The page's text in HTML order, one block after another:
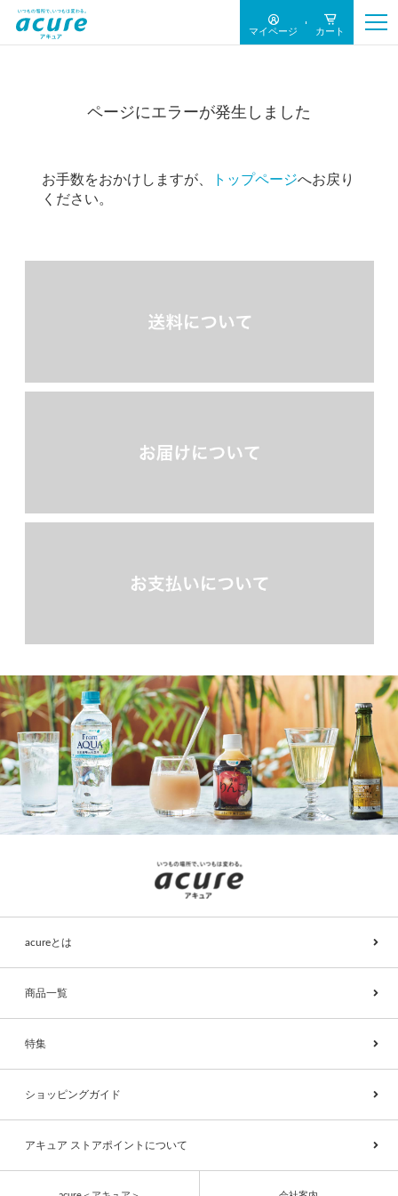
マイページ カート
ページにエラーが発生しました
お手数をおかけしますが、 トップページへお戻り
ください。
acureとは
商品一覧
特集
ショッピングガイド
アキュア ストアポイントについて